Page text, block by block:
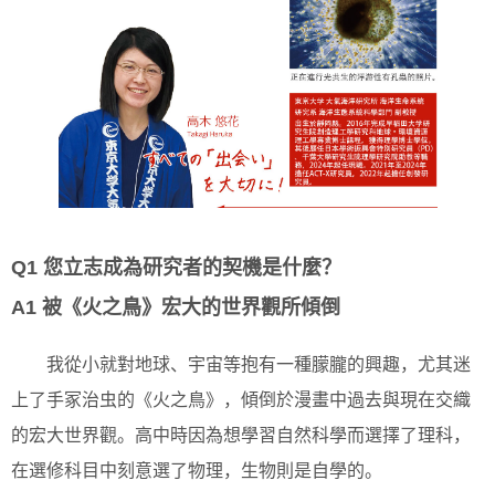
Q1 您立志成為研究者的契機是什麼？
A1 被《火之鳥》宏大的世界觀所傾倒
我從小就對地球、宇宙等抱有一種朦朧的興趣，尤其迷
上了手冢治虫的《火之鳥》，傾倒於漫畫中過去與現在交織
的宏大世界觀。高中時因為想學習自然科學而選擇了理科，
在選修科目中刻意選了物理，生物則是自學的。